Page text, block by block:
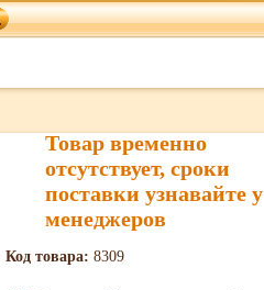
Товар временно
отсутствует, сроки
поставки узнавайте у
менеджеров
Код товара: 8309